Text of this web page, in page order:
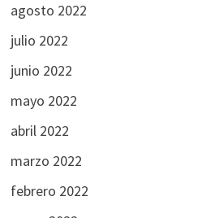
agosto 2022
julio 2022
junio 2022
mayo 2022
abril 2022
marzo 2022
febrero 2022